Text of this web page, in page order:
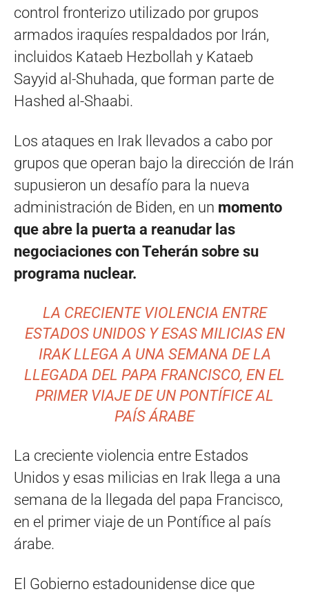
control fronterizo utilizado por grupos
armados iraquíes respaldados por Irán,
incluidos Kataeb Hezbollah y Kataeb
Sayyid al-Shuhada, que forman parte de
Hashed al-Shaabi.
Los ataques en Irak llevados a cabo por
grupos que operan bajo la dirección de Irán
supusieron un desafío para la nueva
administración de Biden, en un momento
que abre la puerta a reanudar las
negociaciones con Teherán sobre su
programa nuclear.
LA CRECIENTE VIOLENCIA ENTRE
ESTADOS UNIDOS Y ESAS MILICIAS EN
IRAK LLEGA A UNA SEMANA DE LA
LLEGADA DEL PAPA FRANCISCO, EN EL
PRIMER VIAJE DE UN PONTÍFICE AL
PAÍS ÁRABE
La creciente violencia entre Estados
Unidos y esas milicias en Irak llega a una
semana de la llegada del papa Francisco,
en el primer viaje de un Pontífice al país
árabe.
El Gobierno estadounidense dice que